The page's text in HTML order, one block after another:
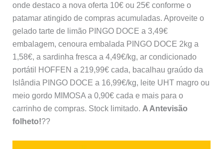
onde destaco a nova oferta 10€ ou 25€ conforme o
patamar atingido de compras acumuladas. Aproveite o
gelado tarte de limão PINGO DOCE a 3,49€
embalagem, cenoura embalada PINGO DOCE 2kg a
1,58€, a sardinha fresca a 4,49€/kg, ar condicionado
portátil HOFFEN a 219,99€ cada, bacalhau graúdo da
Islândia PINGO DOCE a 16,99€/kg, leite UHT magro ou
meio gordo MIMOSA a 0,90€ cada e mais para o
carrinho de compras. Stock limitado. A Antevisão
folheto!??